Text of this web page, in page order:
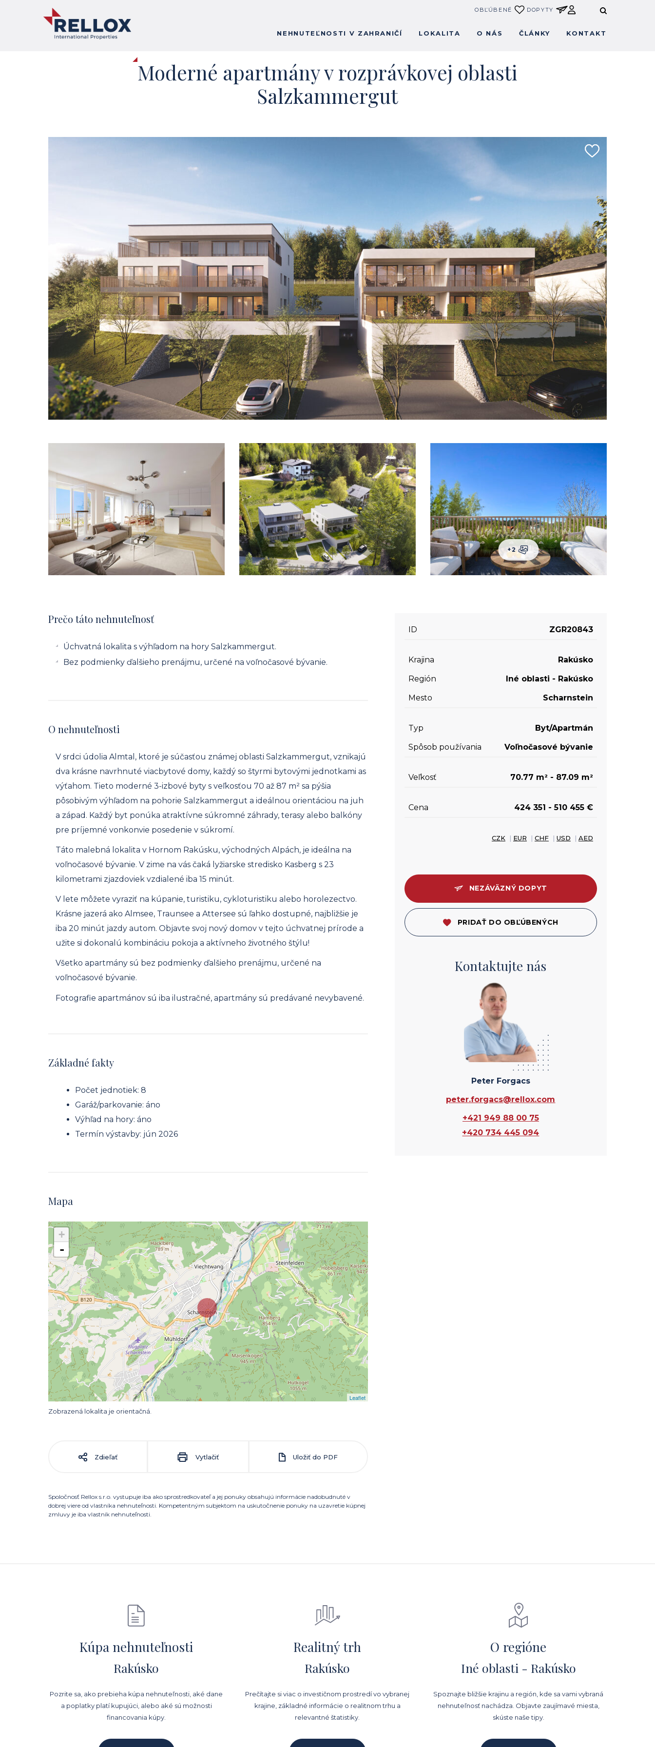
OBĽÚBENÉ DOPYTY
NEHNUTEĽNOSTI V ZAHRANIČÍ LOKALITA O NÁS ČLÁNKY KONTAKT
Moderné apartmány v rozprávkovej oblasti
Salzkammergut
+2
Prečo táto nehnuteľnosť
Úchvatná lokalita s výhľadom na hory Salzkammergut.
Bez podmienky ďalšieho prenájmu, určené na voľnočasové bývanie.
O nehnuteľnosti
V srdci údolia Almtal, ktoré je súčasťou známej oblasti Salzkammergut, vznikajú
dva krásne navrhnuté viacbytové domy, každý so štyrmi bytovými jednotkami as
výťahom. Tieto moderné 3-izbové byty s veľkosťou 70 až 87 m² sa pýšia
pôsobivým výhľadom na pohorie Salzkammergut a ideálnou orientáciou na juh
a západ. Každý byt ponúka atraktívne súkromné ​​záhrady, terasy alebo balkóny
pre príjemné vonkonvie posedenie v súkromí.
Táto malebná lokalita v Hornom Rakúsku, východných Alpách, je ideálna na
voľnočasové bývanie. V zime na vás čaká lyžiarske stredisko Kasberg s 23
kilometrami zjazdoviek vzdialené iba 15 minút.
V lete môžete vyraziť na kúpanie, turistiku, cykloturistiku alebo horolezectvo.
Krásne jazerá ako Almsee, Traunsee a Attersee sú ľahko dostupné, najbližšie je
iba 20 minút jazdy autom. Objavte svoj nový domov v tejto úchvatnej prírode a
užite si dokonalú kombináciu pokoja a aktívneho životného štýlu!
Všetko apartmány sú bez podmienky ďalšieho prenájmu, určené na
voľnočasové bývanie.
Fotografie apartmánov sú iba ilustračné, apartmány sú predávané nevybavené.
Základné fakty
Počet jednotiek: 8
Garáž/parkovanie: áno
Výhľad na hory: áno
Termín výstavby: jún 2026
Mapa
+
-
Leaflet
Zobrazená lokalita je orientačná.
Zdieľať Vytlačiť Uložiť do PDF
Spoločnosť Rellox s.r.o. vystupuje iba ako sprostredkovateľ a jej ponuky obsahujú informácie nadobudnuté v
dobrej viere od vlastníka nehnuteľnosti. Kompetentným subjektom na uskutočnenie ponuky na uzavretie kúpnej
zmluvy je iba vlastník nehnuteľnosti.
ID ZGR20843
Krajina Rakúsko
Región Iné oblasti - Rakúsko
Mesto Scharnstein
Typ Byt/Apartmán
Spôsob používania Voľnočasové bývanie
Veľkosť 70.77 m2 - 87.09 m2
Cena 424 351 - 510 455 €
CZK| EUR | CHF| USD | AED
NEZÁVÄZNÝ DOPYT
PRIDAŤ DO OBĽÚBENÝCH
Kontaktujte nás
Peter Forgacs
peter.forgacs@rellox.com
+421 949 88 00 75
+420 734 445 094
Kúpa nehnuteľnosti
Rakúsko
Pozrite sa, ako prebieha kúpa nehnuteľnosti, aké dane
a poplatky platí kupujúci, alebo aké sú možnosti
financovania kúpy.
Realitný trh
Rakúsko
Prečítajte si viac o investičnom prostredí vo vybranej
krajine, základné informácie o realitnom trhu a
relevantné štatistiky.
O regióne
Iné oblasti - Rakúsko
Spoznajte bližšie krajinu a región, kde sa vami vybraná
nehnuteľnosť nachádza. Objavte zaujímavé miesta,
skúste naše tipy.